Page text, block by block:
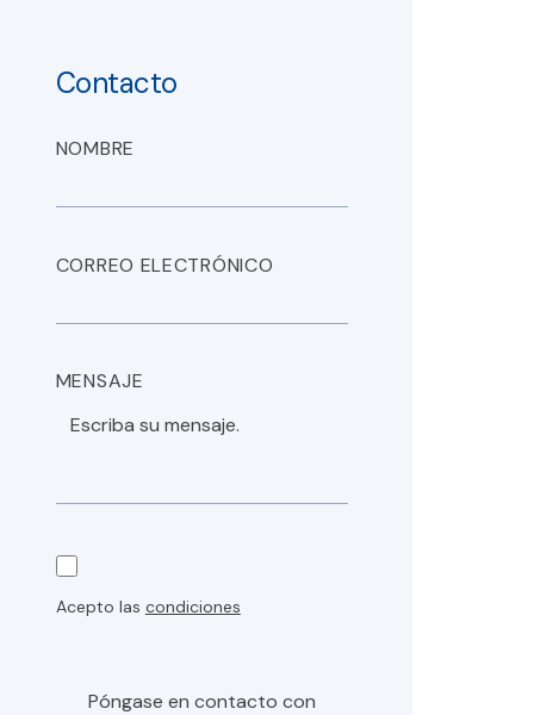
Contacto
NOMBRE
CORREO ELECTRÓNICO
MENSAJE
Acepto las condiciones
Póngase en contacto con